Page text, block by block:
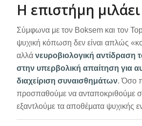
Η επιστήμη μιλάει
Σύμφωνα με τον Boksem και τον
ψυχική κόπωση δεν είναι απλώς
αλλά νευροβιολογική αντίδραση
στην υπερβολική απαίτηση για
διαχείριση συναισθημάτων. Όσο
προσπαθούμε να ανταποκριθούμε
εξαντλούμε τα αποθέματα ψυχικής